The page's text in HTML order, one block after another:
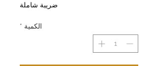
ضريبة شاملة
الكمية *